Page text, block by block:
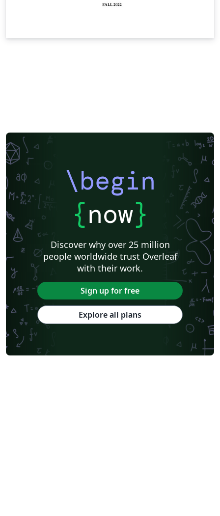
\begin
{now}
Discover why over 25 million
people worldwide trust Overleaf
with their work.
Sign up for free
Explore all plans